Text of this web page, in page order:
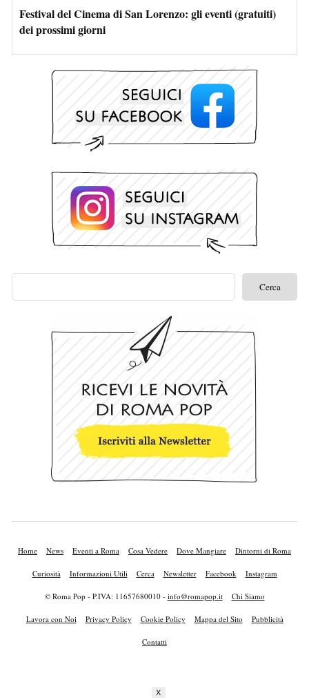
Festival del Cinema di San Lorenzo: gli eventi (gratuiti)
dei prossimi giorni
Home News Eventi a Roma Cosa Vedere Dove Mangiare Dintorni di Roma
Curiosità Informazioni Utili Cerca Newsletter Facebook Instagram
© Roma Pop - P.IVA: 11657680010 - info@romapop.it Chi Siamo
Lavora con Noi Privacy Policy Cookie Policy Mappa del Sito Pubblicità
Contatti
X